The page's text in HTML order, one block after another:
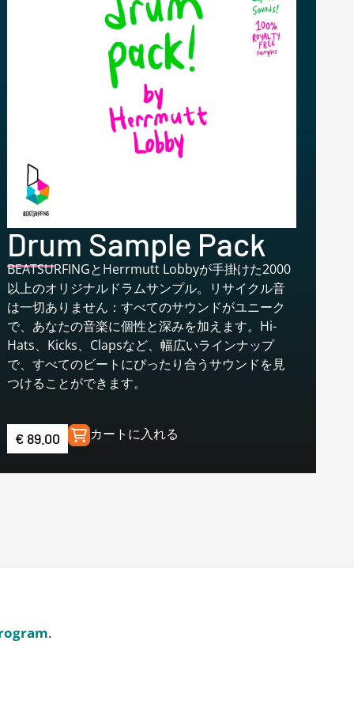
Drum Sample Pack
BEATSURFINGとHerrmutt Lobbyが手掛けた2000
以上のオリジナルドラムサンプル。リサイクル音
は一切ありません：すべてのサウンドがユニーク
で、あなたの音楽に個性と深みを加えます。Hi-
Hats、Kicks、Clapsなど、幅広いラインナップ
で、すべてのビートにぴったり合うサウンドを見
つけることができます。
€ 89.00 カートに入れる
.